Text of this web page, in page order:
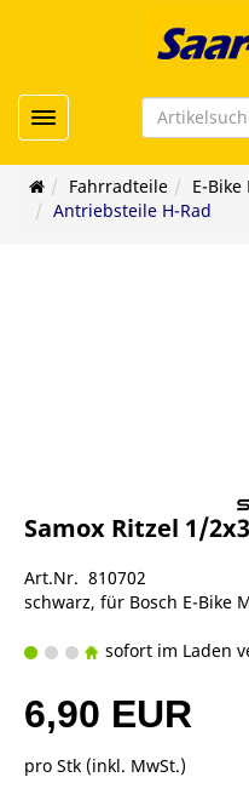
Toggle navigation
Fahrradteile
E-
Antriebsteile H-Rad
Samox Ritzel 1/
Art.Nr. 810702
schwarz, für Bosch E-Bike
sofort im Laden
6,90 EUR
pro Stk (inkl. MwSt.)